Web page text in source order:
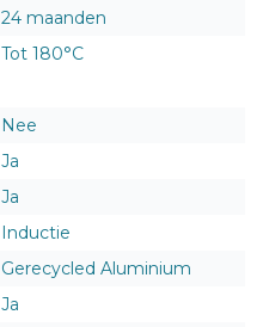
24 maanden
Tot 180°C
Nee
Ja
Ja
Inductie
Gerecycled Aluminium
Ja